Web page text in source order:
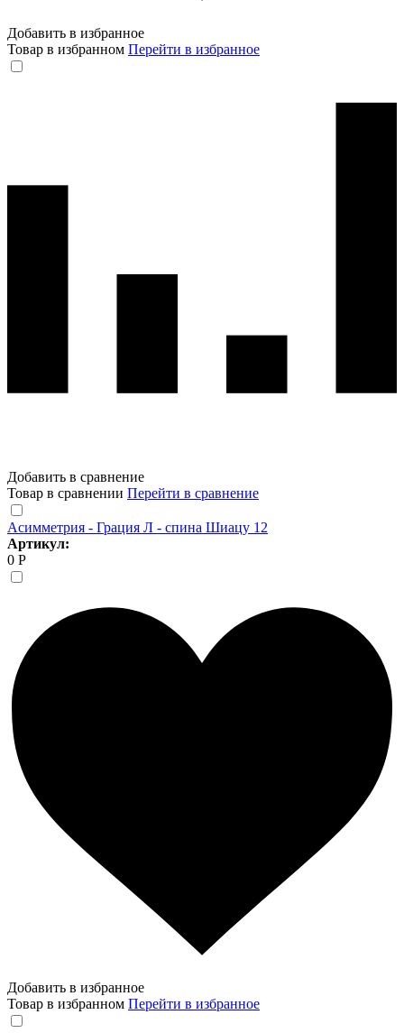
Добавить в избранное
Товар в избранном Перейти в избранное
Добавить в сравнение
Товар в сравнении Перейти в сравнение
Асимметрия - Грация Л - спина Шиацу 12
Артикул:
0 Р
Добавить в избранное
Товар в избранном Перейти в избранное